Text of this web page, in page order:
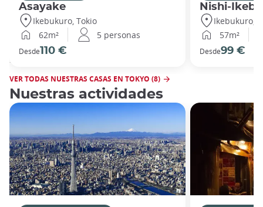
Asayake
Ikebukuro, Tokio
62m²
5 personas
Desde110 €
Nishi-
Ikebukuro,
57m²
Desde99 €
VER TODAS NUESTRAS CASAS EN TOKYO (8)
Nuestras actividades